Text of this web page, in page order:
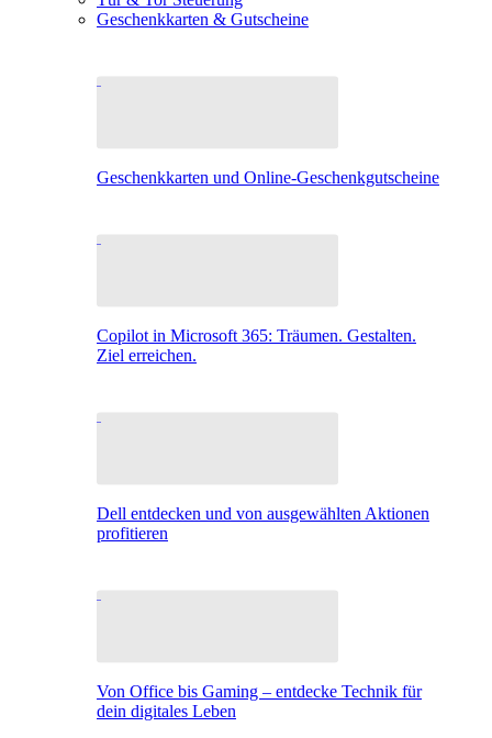
Geschenkkarten & Gutscheine
Geschenkkarten und Online-Geschenkgutscheine
Copilot in Microsoft 365: Träumen. Gestalten.
Ziel erreichen.
Dell entdecken und von ausgewählten Aktionen
profitieren
Von Office bis Gaming – entdecke Technik für
dein digitales Leben